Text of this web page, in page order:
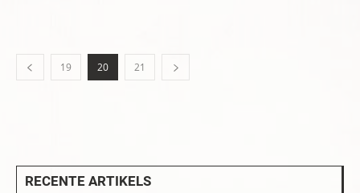
19 20 21
RECENTE ARTIKELS